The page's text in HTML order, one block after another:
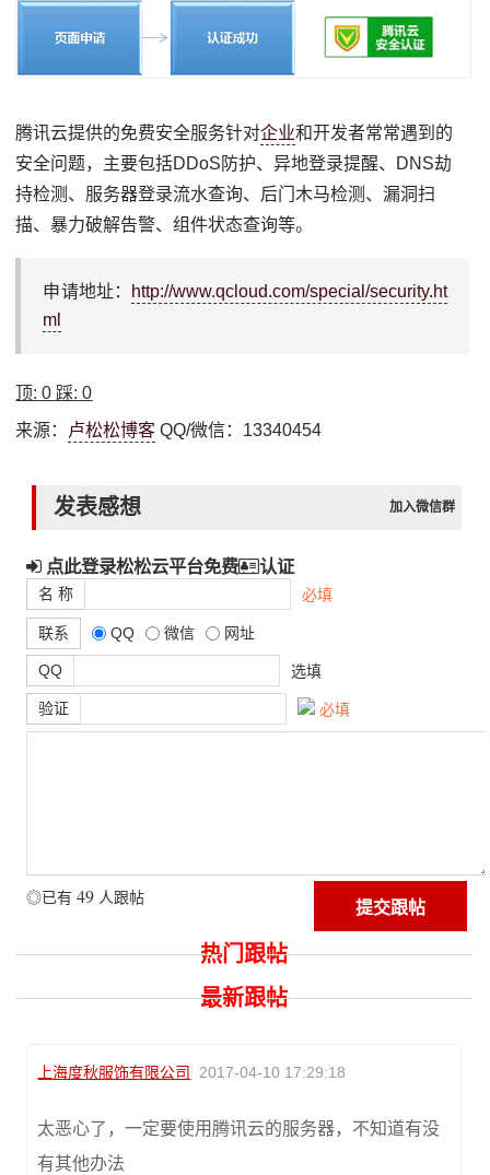
腾讯云提供的免费安全服务针对企业和开发者常常遇到的
安全问题，主要包括DDoS防护、异地登录提醒、DNS劫
持检测、服务器登录流水查询、后门木马检测、漏洞扫
描、暴力破解告警、组件状态查询等。
申请地址：
http://www.qcloud.com/special/security.ht
ml
顶:0 踩:0
来源： 卢松松博客 QQ/微信：13340454
发表感想 加入微信群
点此登录松松云平台免费 认证
名 称 必填
联系 QQ 微信 网址
QQ 选填
验证 必填
◎已有 49 人跟帖
热门跟帖
最新跟帖
上海度秋服饰有限公司 2017-04-10 17:29:18
太恶心了，一定要使用腾讯云的服务器，不知道有没
有其他办法